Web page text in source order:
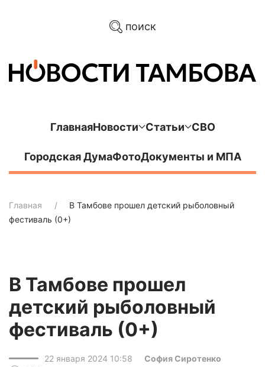
поиск
ГлавнаяНовости Статьи СВО
Городская ДумаФотоДокументы и МПА
Главная
В Тамбове прошел детский рыболовный
фестиваль (0+)
В Тамбове прошел
детский рыболовный
фестиваль (0+)
22 января 2024 10:58
София Сиротенко